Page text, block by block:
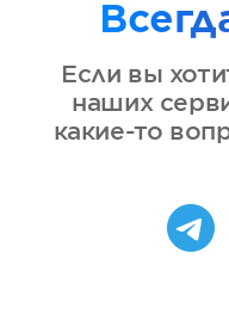
Если вы
наших
какие-то